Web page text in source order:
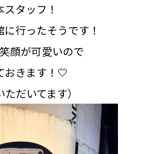
スタッフ！
行ったそうです！
顔が可愛いので
おきます！🤍
ただいてます）